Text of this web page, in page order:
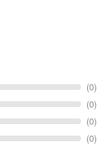
(0)
(0)
(0)
(0)